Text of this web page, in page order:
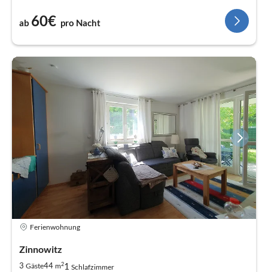
ab 60€ pro Nacht
Ferienwohnung
Zinnowitz
3 Gäste44 m21 Schlafzimmer